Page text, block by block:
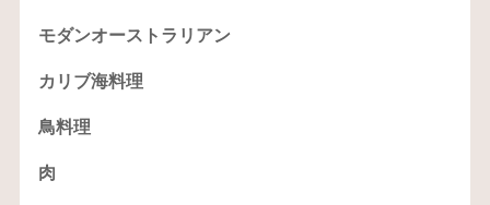
モダンオーストラリアン
カリブ海料理
鳥料理
肉